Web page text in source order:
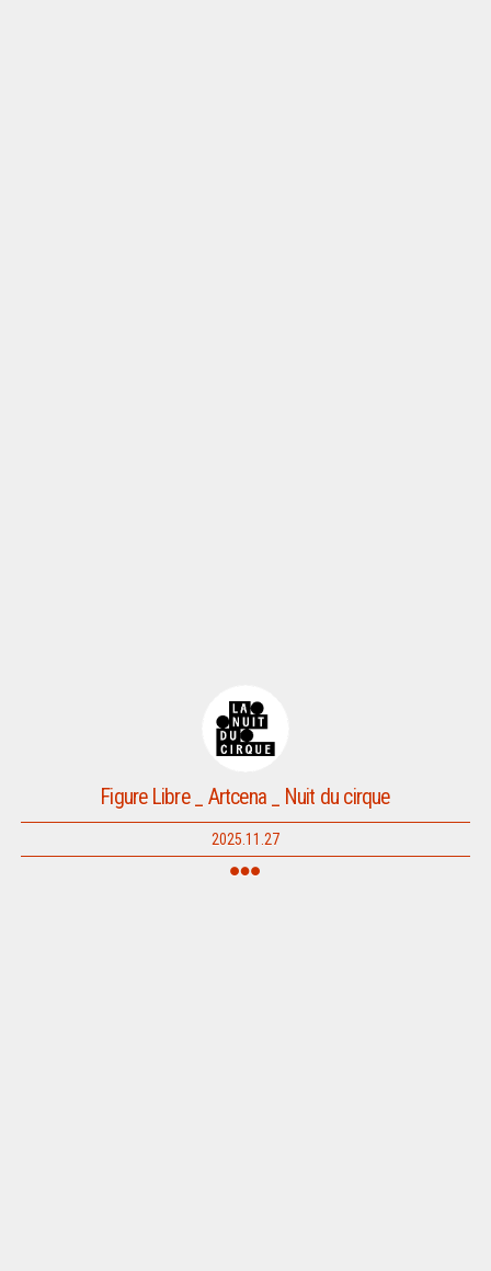
Figure Libre _ Artcena _ Nuit du cirque
2025.11.27